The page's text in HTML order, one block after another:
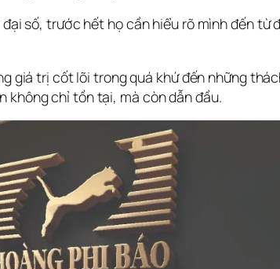
số, trước hết họ cần hiểu rõ mình đến từ
giá trị cốt lõi trong quá khứ đến những
không chỉ tồn tại, mà còn dẫn đầu.